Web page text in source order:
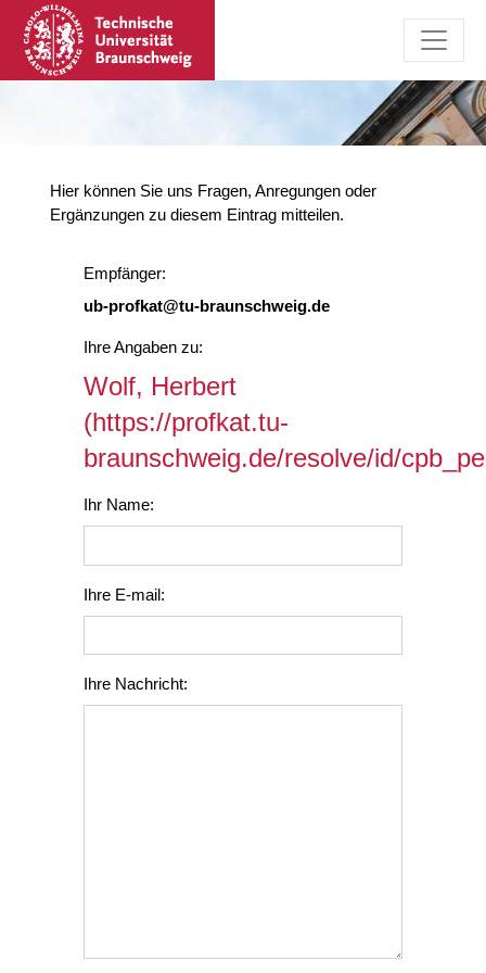
Hier können Sie uns Fragen, Anregungen oder
Ergänzungen zu diesem Eintrag mitteilen.
Empfänger:
ub-profkat@tu-braunschweig.de
Ihre Angaben zu:
Wolf, Herbert
(https://profkat.tu-
braunschweig.de/resolve/id/
Ihr Name:
Ihre E-mail:
Ihre Nachricht: